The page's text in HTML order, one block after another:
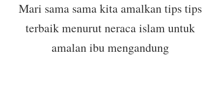
Mari sama sama kita amalkan tips tips
terbaik menurut neraca islam untuk
amalan ibu mengandung